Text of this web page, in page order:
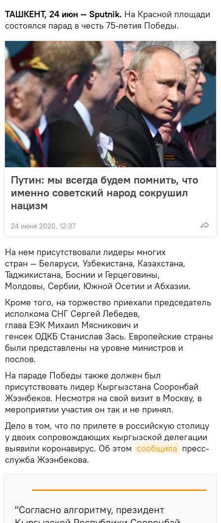
ТАШКЕНТ, 24 июн — Sputnik. На Красной площади
состоялся парад в честь 75-летия Победы.
Путин: мы всегда будем помнить, что
именно советский народ сокрушил
нацизм
24 июня 2020, 12:37
На нем присутствовали лидеры многих
стран — Беларуси, Узбекистана, Казахстана,
Таджикистана, Боснии и Герцеговины,
Молдовы, Сербии, Южной Осетии и Абхазии.
Кроме того, на торжество приехали председатель
исполкома СНГ Сергей Лебедев,
глава ЕЭК Михаил Мясникович и
генсек ОДКБ Станислав Зась. Европейские страны
были представлены на уровне министров и
послов.
На параде Победы также должен был
присутствовать лидер Кыргызстана Сооронбай
Жээнбеков. Несмотря на свой визит в Москву, в
мероприятии участия он так и не принял.
Дело в том, что по прилете в российскую столицу
у двоих сопровождающих кыргызской делегации
выявили коронавирус. Об этом сообщила пресс-
служба Жээнбекова.
"Согласно алгоритму, президент